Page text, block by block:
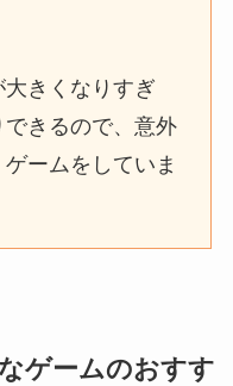
きくなりすぎ
きるので、意外
ームをしていま
ゲームのおすす